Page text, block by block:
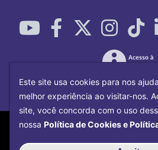
Copyright©2026
Este site usa cookies para nos
melhor experiência ao visitar-nos.
site, você concorda com o uso
nossa Política de Cookies e